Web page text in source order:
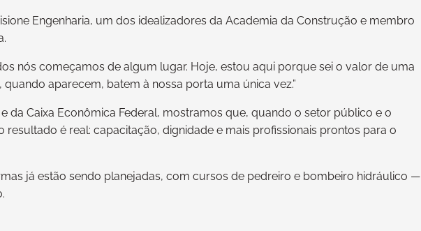
Engenharia, um dos idealizadores da Academia da Construção e membro
nós começamos de algum lugar. Hoje, estou aqui porque sei o valor de uma
aparecem, batem à nossa porta uma única vez.”
da Caixa Econômica Federal, mostramos que, quando o setor público e o
é real: capacitação, dignidade e mais profissionais prontos para o
já estão sendo planejadas, com cursos de pedreiro e bombeiro hidráulico —